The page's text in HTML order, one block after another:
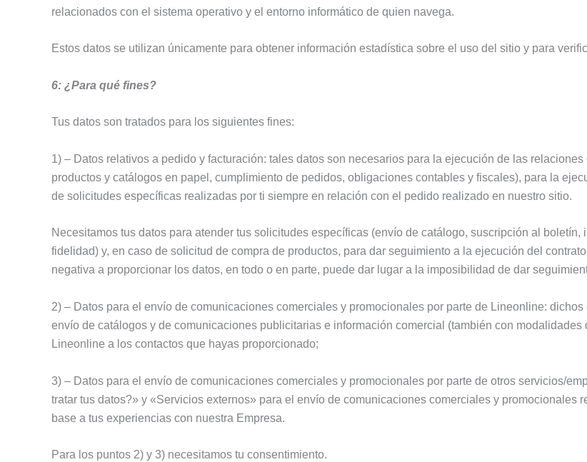
relacionados con el sistema operativo y el entorno informático de quien navega.
Estos datos se utilizan únicamente para obtener información estadística sobre el uso del sitio y para
6: ¿Para qué fines?
Tus datos son tratados para los siguientes fines:
1) – Datos relativos a pedido y facturación: tales datos son necesarios para la ejecución de las
productos y catálogos en papel, cumplimiento de pedidos, obligaciones contables y fiscales), para la
de solicitudes específicas realizadas por ti siempre en relación con el pedido realizado en nuestro sitio.
Necesitamos tus datos para atender tus solicitudes específicas (envío de catálogo, suscripción al
fidelidad) y, en caso de solicitud de compra de productos, para dar seguimiento a la ejecución del
negativa a proporcionar los datos, en todo o en parte, puede dar lugar a la imposibilidad de dar
2) – Datos para el envío de comunicaciones comerciales y promocionales por parte de Lineonline:
envío de catálogos y de comunicaciones publicitarias e información comercial (también con
Lineonline a los contactos que hayas proporcionado;
3) – Datos para el envío de comunicaciones comerciales y promocionales por parte de otros servicios/
tratar tus datos?» y «Servicios externos» para el envío de comunicaciones comerciales y promocionales
base a tus experiencias con nuestra Empresa.
Para los puntos 2) y 3) necesitamos tu consentimiento.